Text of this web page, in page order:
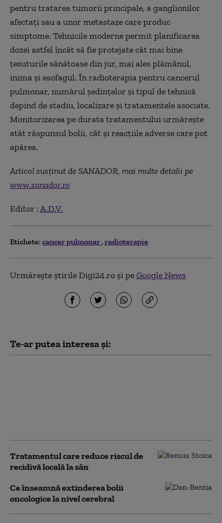
pentru tratarea tumorii principale, a ganglionilor
afectați sau a unor metastaze care produc
simptome. Tehnicile moderne permit planificarea
dozei astfel încât să fie protejate cât mai bine
țesuturile sănătoase din jur, mai ales plămânul,
inima și esofagul. În radioterapia pentru cancerul
pulmonar, numărul ședințelor și tipul de tehnică
depind de stadiu, localizare și tratamentele asociate.
Monitorizarea pe durata tratamentului urmărește
atât răspunsul bolii, cât și reacțiile adverse care pot
apărea.
Articol susținut de SANADOR, mai multe detalii pe
www.sanador.ro
Editor :A.D.V.
Etichete: cancer pulmonar radioterapie
Urmărește știrile Digi24.ro și peGoogle News
Te-ar putea interesa și:
Tratamentul care reduce riscul de
recidivă locală la sân
Ce înseamnă extinderea bolii
oncologice la nivel cerebral